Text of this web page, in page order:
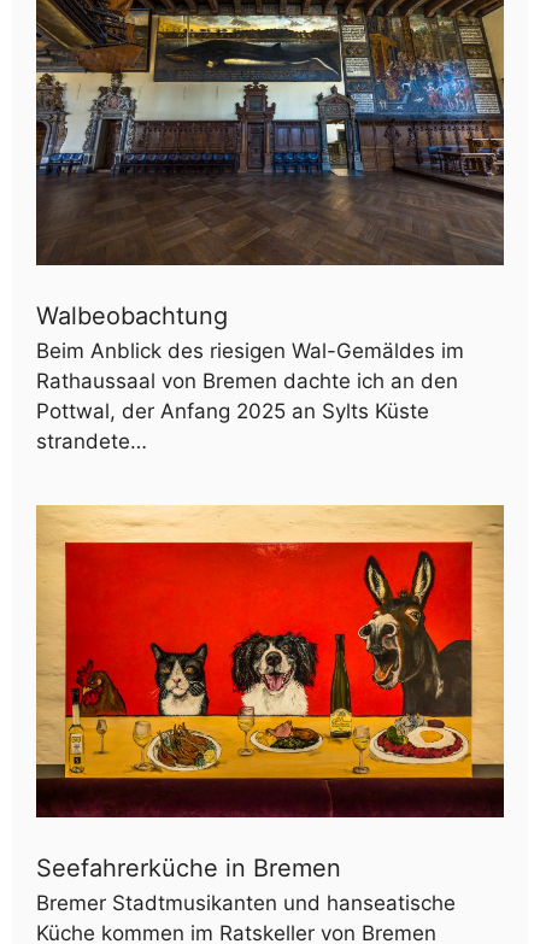
Walbeobachtung
Beim Anblick des riesigen Wal-Gemäldes im
Rathaussaal von Bremen dachte ich an den
Pottwal, der Anfang 2025 an Sylts Küste
strandete…
Seefahrerküche in Bremen
Bremer Stadtmusikanten und hanseatische
Küche kommen im Ratskeller von Bremen